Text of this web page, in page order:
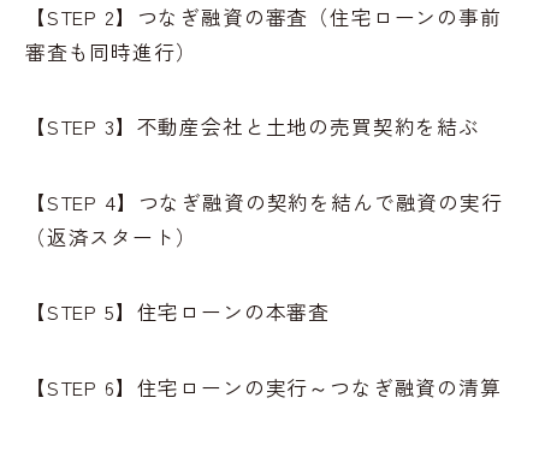
【STEP 2】つなぎ融資の審査（住宅ローンの事前
審査も同時進行）
【STEP 3】不動産会社と土地の売買契約を結ぶ
【STEP 4】つなぎ融資の契約を結んで融資の実行
（返済スタート）
【STEP 5】住宅ローンの本審査
【STEP 6】住宅ローンの実行～つなぎ融資の清算